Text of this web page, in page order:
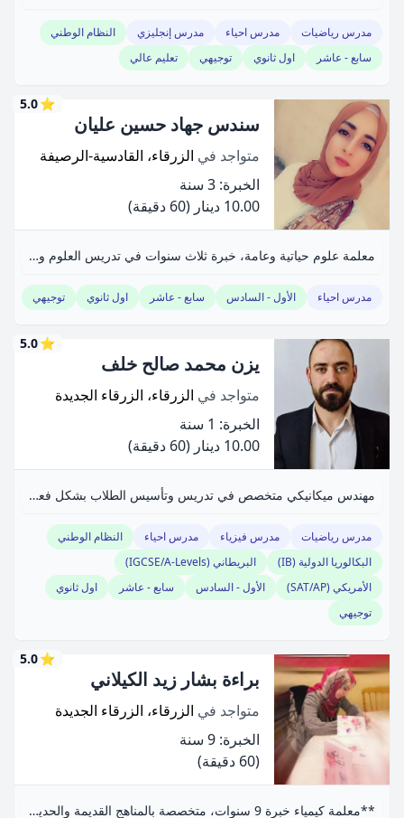
مدرس رياضيات مدرس احياء مدرس إنجليزي
النظام الوطني
سابع - عاشر
اول ثانوي توجيهي تعليم عالي
⭐
5.0
سندس جهاد حسين عليان
متواجد في الزرقاء، القادسية-الرصيفة
الخبرة: 3 سنة
10.00 دينار
(60 دقيقة)
معلمة علوم حياتية وعامة، خبرة ثلاث سنوات في تدريس العلوم والأحياء.
مدرس احياء الأول - السادس سابع - عاشر اول ثانوي توجيهي
⭐
5.0
يزن محمد صالح خلف
متواجد في الزرقاء، الزرقاء الجديدة
الخبرة: 1 سنة
10.00 دينار
(60 دقيقة)
مهندس ميكانيكي متخصص في تدريس وتأسيس الطلاب بشكل فعال.
مدرس رياضيات مدرس فيزياء مدرس احياء
النظام الوطني
البكالوريا الدولية (IB)
البريطاني (IGCSE/A-Levels)
الأمريكي (SAT/AP)
الأول - السادس سابع - عاشر
اول ثانوي
توجيهي
⭐
5.0
براءة بشار زيد الكيلاني
متواجد في الزرقاء، الزرقاء الجديدة
الخبرة: 9 سنة
(60 دقيقة)
**معلمة كيمياء خبرة 9 سنوات، متخصصة بالمناهج القديمة والحديثة.**